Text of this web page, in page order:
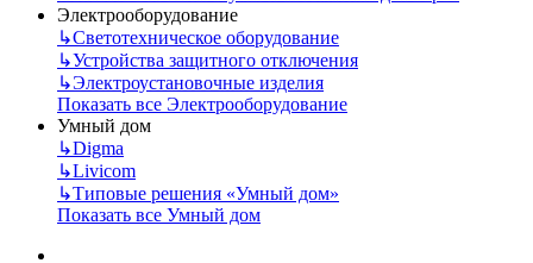
Электрооборудование
↳Светотехническое оборудование
↳Устройства защитного отключения
↳Электроустановочные изделия
Показать все Электрооборудование
Умный дом
↳Digma
↳Livicom
↳Типовые решения «Умный дом»
Показать все Умный дом